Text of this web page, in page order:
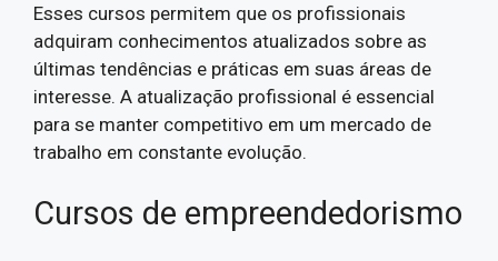
Esses cursos permitem que os profissionais
adquiram conhecimentos atualizados sobre as
últimas tendências e práticas em suas áreas de
interesse. A atualização profissional é essencial
para se manter competitivo em um mercado de
trabalho em constante evolução.
Cursos de empreendedorismo